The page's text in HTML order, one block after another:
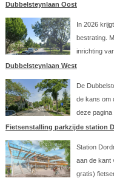
Dubbelsteynlaan Oost
In 2026
bestrating.
inrichting
Dubbelsteynlaan West
De
de kans om
deze pagina
Fietsenstalling parkzijde station
Station
aan de kant
gratis)